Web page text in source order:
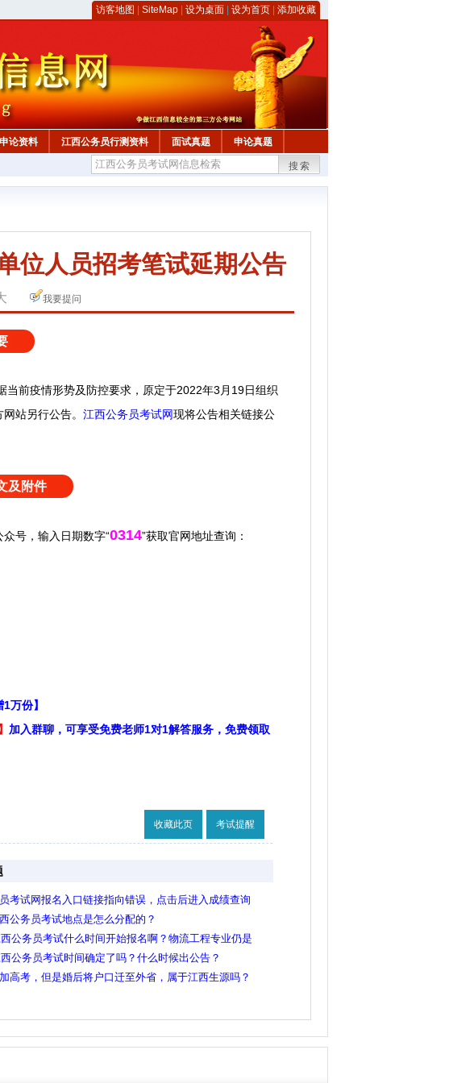
访客地图 SiteMap 设为桌面 设为首页 添加收藏
论资料 江西公务员行测资料 面试真题 申论真题
搜索
位人员招考笔试延期公告
我要提问
当前疫情形势及防控要求，原定于2022年3月19日组织
站另行公告。 江西公务员考试网现将公告相关链接公
及附件
号，输入日期数字“0314”获取官网地址查询：
万份】
加入群聊，可享受免费老师1对1解答服务，免费领取
收藏此页 考试提醒
考试网报名入口链接指向错误，点击后进入成绩查询
面
公务员考试地点是怎么分配的？
公务员考试什么时间开始报名啊？物流工程专业仍是
吗
公务员考试时间确定了吗？什么时候出公告？
高考，但是婚后将户口迁至外省，属于江西生源吗？